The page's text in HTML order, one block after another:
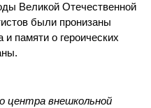
Великой Отечественной
были пронизаны
и памяти о героических
центра внешкольной